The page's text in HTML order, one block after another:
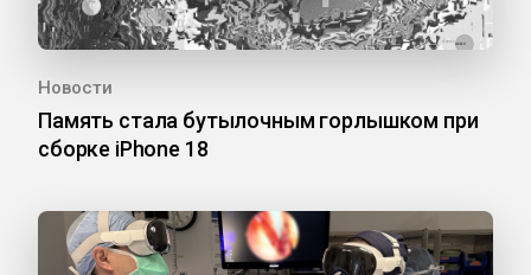
Новости
Память стала бутылочным горлышком при
сборке iPhone 18